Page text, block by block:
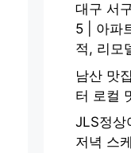
대구 서
5 | 아파
적, 리모
남산 맛
터 로컬
JLS정상
저녁 스